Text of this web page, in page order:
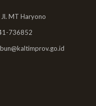
MT Haryono
736852